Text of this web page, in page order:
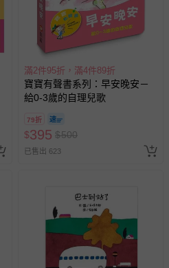
滿2件95折，滿4件89折
寶寶有聲書系列：早安晚安－
給0-3歲的自理兒歌
79折
$395 $500
已售出 623